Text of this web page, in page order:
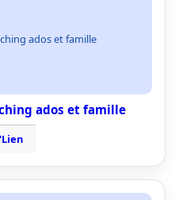
ados et famille
ados et famille